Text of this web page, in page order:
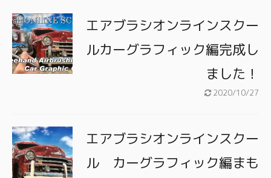
エアブラシオンラインスクー
ルカーグラフィック編完成し
ました！
2020/10/27
エアブラシオンラインスクー
ル カーグラフィック編まも